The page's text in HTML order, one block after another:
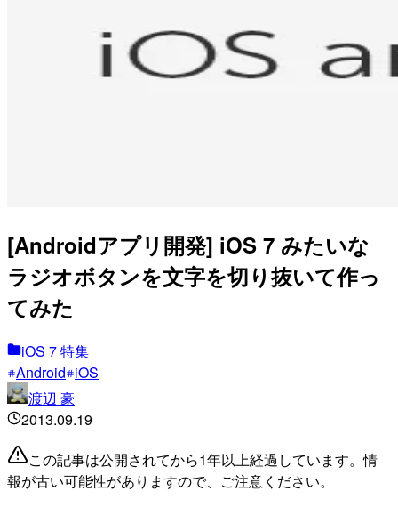
[Androidアプリ開発] iOS 7 みたいな
ラジオボタンを文字を切り抜いて作っ
てみた
iOS 7 特集
Android iOS
渡辺 豪
2013.09.19
この記事は公開されてから1年以上経過しています。情
報が古い可能性がありますので、ご注意ください。